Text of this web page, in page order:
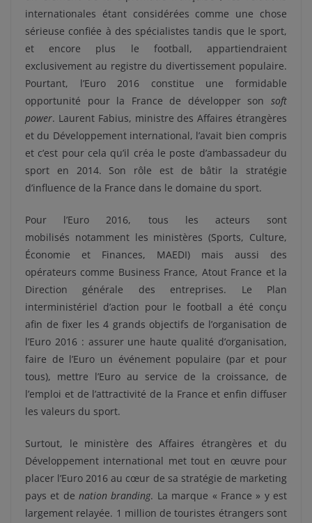
internationales étant considérées comme une chose
sérieuse confiée à des spécialistes tandis que le sport,
et encore plus le football, appartiendraient
exclusivement au registre du divertissement populaire.
Pourtant, l’Euro 2016 constitue une formidable
opportunité pour la France de développer son soft
power. Laurent Fabius, ministre des Affaires étrangères
et du Développement international, l’avait bien compris
et c’est pour cela qu’il créa le poste d’ambassadeur du
sport en 2014. Son rôle est de bâtir la stratégie
d’influence de la France dans le domaine du sport.
Pour l’Euro 2016, tous les acteurs sont
mobilisés notamment les ministères (Sports, Culture,
Économie et Finances, MAEDI) mais aussi des
opérateurs comme Business France, Atout France et la
Direction générale des entreprises. Le Plan
interministériel d’action pour le football a été conçu
afin de fixer les 4 grands objectifs de l’organisation de
l’Euro 2016 : assurer une haute qualité d’organisation,
faire de l’Euro un événement populaire (par et pour
tous), mettre l’Euro au service de la croissance, de
l’emploi et de l’attractivité de la France et enfin diffuser
les valeurs du sport.
Surtout, le ministère des Affaires étrangères et du
Développement international met tout en œuvre pour
placer l’Euro 2016 au cœur de sa stratégie de marketing
pays et denation branding. La marque « France » y est
largement relayée. 1 million de touristes étrangers sont